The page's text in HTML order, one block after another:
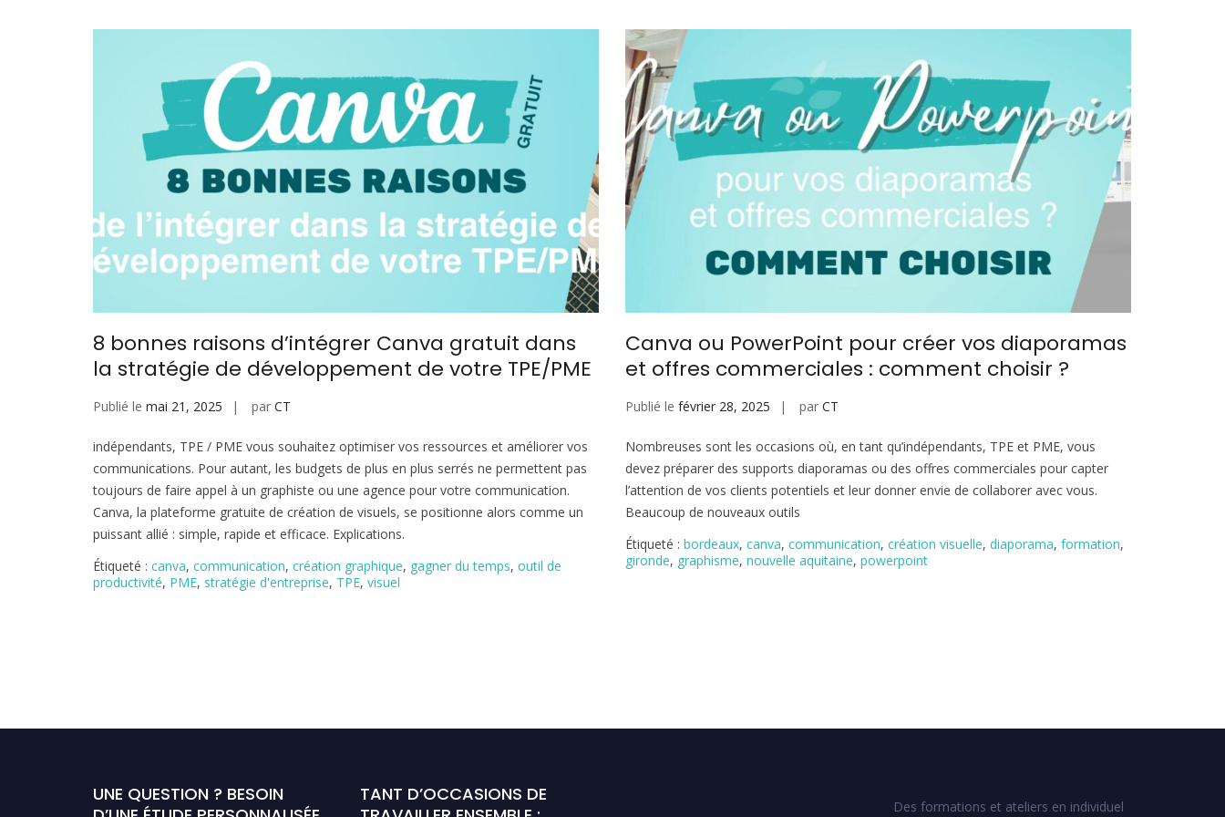
8 bonnes raisons d’intégrer Canva gratuit dans
la stratégie de développement de votre TPE/PME
Publié le mai 21, 2025 par CT
indépendants, TPE / PME vous souhaitez optimiser vos ressources et améliorer vos
communications. Pour autant, les budgets de plus en plus serrés ne permettent pas
toujours de faire appel à un graphiste ou une agence pour votre communication.
Canva, la plateforme gratuite de création de visuels, se positionne alors comme un
puissant allié : simple, rapide et efficace. Explications.
Étiqueté : canva, communication, création graphique, gagner du temps, outil de
productivité, PME, stratégie d'entreprise, TPE, visuel
Canva ou PowerPoint pour créer vos diaporamas
et offres commerciales : comment choisir ?
Publié le février 28, 2025 par CT
Nombreuses sont les occasions où, en tant qu’indépendants, TPE et PME, vous
devez préparer des supports diaporamas ou des offres commerciales pour capter
l’attention de vos clients potentiels et leur donner envie de collaborer avec vous.
Beaucoup de nouveaux outils
Étiqueté : bordeaux, canva, communication, création visuelle, diaporama, formation,
gironde, graphisme, nouvelle aquitaine, powerpoint
UNE QUESTION ? BESOIN
TANT D’OCCASIONS DE
Des formations et ateliers en individuel